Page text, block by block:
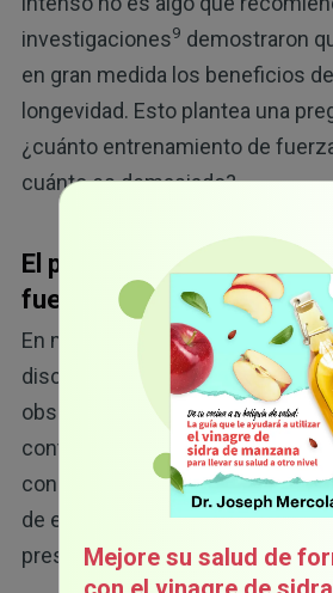
investigaciones9 demostraron
en gran medida los beneficios
longevidad. Esto plantea una
¿cuánto entrenamiento de
cuánto es demasiado?
El punto óptimo del
fuerza
En mi entrevista con el
discutió los hallazgos de su
observó que el ejercicio vigoroso
contraproducente, sobre todo
con gran intensidad. De hecho,
de ejercicio de forma radical
presentó sus datos.
Mejore su salud de